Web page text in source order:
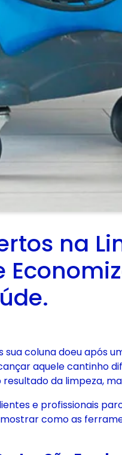
na
coluna doeu após
aquele cantinho
resultado da limpeza,
e profissionais
mostrar como as